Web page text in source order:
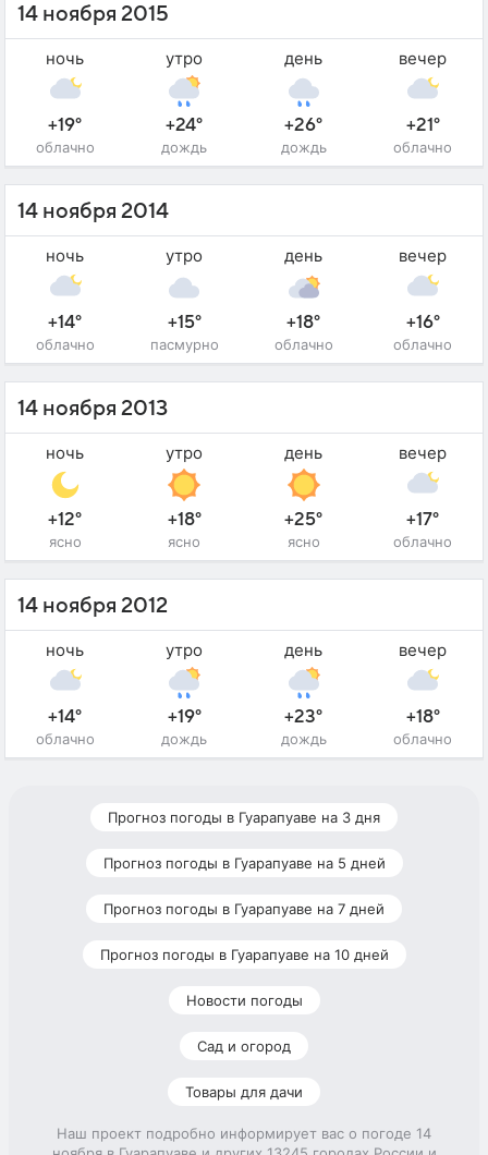
14 ноября 2015
ночь
+19°
облачно
утро
+24°
дождь
день
+26°
дождь
вечер
+21°
облачно
14 ноября 2014
ночь
+14°
облачно
утро
+15°
пасмурно
день
+18°
облачно
вечер
+16°
облачно
14 ноября 2013
ночь
+12°
ясно
утро
+18°
ясно
день
+25°
ясно
вечер
+17°
облачно
14 ноября 2012
ночь
+14°
облачно
утро
+19°
дождь
день
+23°
дождь
вечер
+18°
облачно
Прогноз погоды в Гуарапуаве на 3 дня
Прогноз погоды в Гуарапуаве на 5 дней
Прогноз погоды в Гуарапуаве на 7 дней
Прогноз погоды в Гуарапуаве на 10 дней
Новости погоды
Сад и огород
Товары для дачи
Наш проект подробно информирует вас о погоде 14